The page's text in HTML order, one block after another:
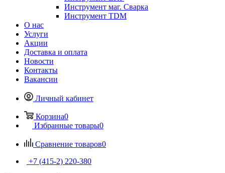
Инструмент маг. Сварка
Инструмент TDM
О нас
Услуги
Акции
Доставка и оплата
Новости
Контакты
Вакансии
Личный кабинет
Корзина0
Избранные товары0
Сравнение товаров0
+7 (415-2) 220-380